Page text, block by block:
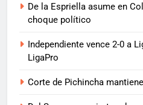
De la Espriella asume en
choque político
Independiente vence 2-0 a
LigaPro
Corte de Pichincha